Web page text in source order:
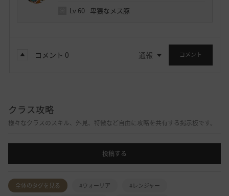
Lv 60 卑猥なメス豚
コメント 0 通報 コメント
クラス攻略
様々なクラスのスキル、外見、特徴など自由に攻略を共有する掲示板です。
投稿する
全体のタグを見る #ウォーリア
#レンジャー